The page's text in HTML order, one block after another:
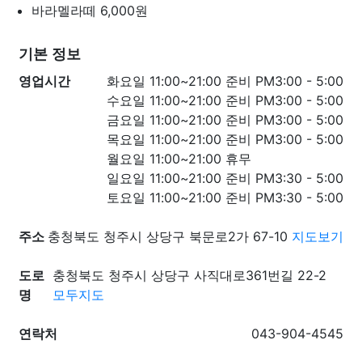
바라멜라떼 6,000원
기본 정보
영업시간
화요일 11:00~21:00 준비 PM3:00 - 5:00
수요일 11:00~21:00 준비 PM3:00 - 5:00
금요일 11:00~21:00 준비 PM3:00 - 5:00
목요일 11:00~21:00 준비 PM3:00 - 5:00
월요일 11:00~21:00 휴무
일요일 11:00~21:00 준비 PM3:30 - 5:00
토요일 11:00~21:00 준비 PM3:30 - 5:00
주소 충청북도 청주시 상당구 북문로2가 67-10 지도보기
도로
명
충청북도 청주시 상당구 사직대로361번길 22-2
모두지도
연락처 043-904-4545